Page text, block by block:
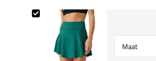
Select {option} for {name}
Björn Borg Ace Pocket Skirt